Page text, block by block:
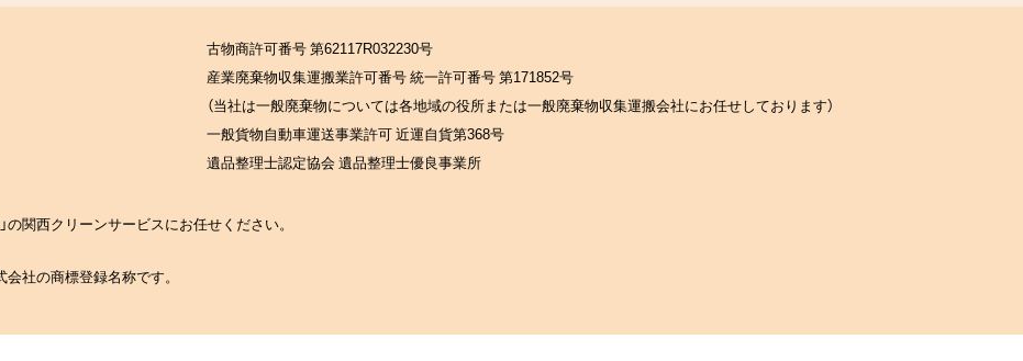
古物商許可番号 第62117R032230号
産業廃棄物収集運搬業許可番号 統一許可番号 第171852号
（当社は一般廃棄物については各地域の役所または一般廃棄物収集運搬会社にお任せしております）
一般貨物自動車運送事業許可 近運自貨第368号
遺品整理士認定協会 遺品整理士優良事業所
の関西クリーンサービスにお任せください。
社の商標登録名称です。